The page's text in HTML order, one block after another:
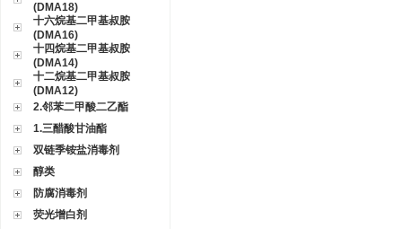
(DMA18)
十六烷基二甲基叔胺
(DMA16)
十四烷基二甲基叔胺
(DMA14)
十二烷基二甲基叔胺
(DMA12)
2.邻苯二甲酸二乙酯
1.三醋酸甘油酯
双链季铵盐消毒剂
醇类
防腐消毒剂
荧光增白剂